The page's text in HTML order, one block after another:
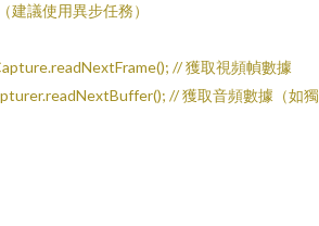
建議使用異步任務）
// 獲取視頻幀數據
// 獲取音頻數據（如